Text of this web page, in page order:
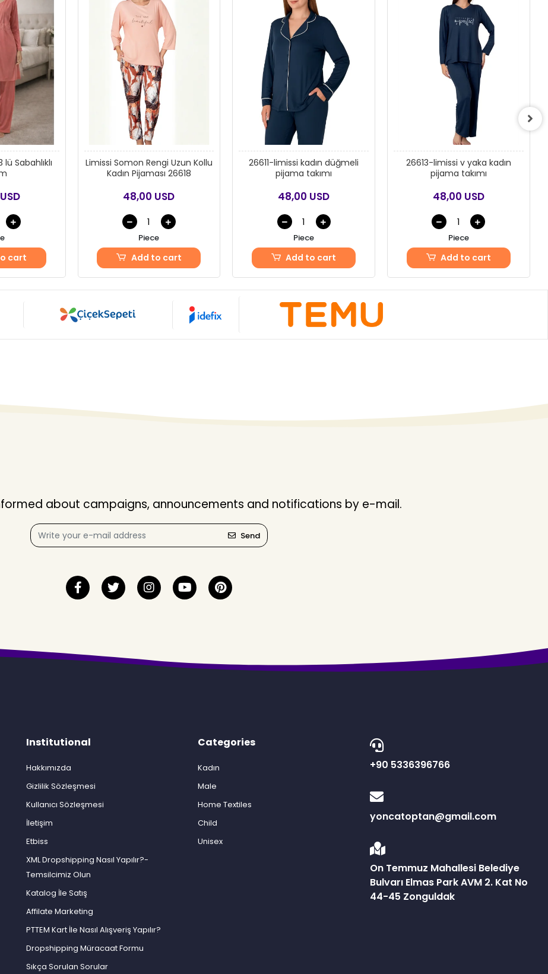
Sabahlıklı
cart
Limissi Somon Rengi Uzun Kollu
Kadın Pijaması 26618
48,00 USD
Piece
Add to cart
26611-limissi kadın düğmeli
pijama takımı
48,00 USD
Piece
Add to cart
26613-limissi v yaka kadın
pijama takımı
48,00 USD
Piece
Add to cart
about campaigns, announcements and notifications by e-mail.
Send
Institutional
Hakkımızda
Gizlilik Sözleşmesi
Kullanıcı Sözleşmesi
İletişim
Etbiss
XML Dropshipping Nasıl Yapılır?-
Temsilcimiz Olun
Katalog İle Satış
Affilate Marketing
PTTEM Kart İle Nasıl Alışveriş Yapılır?
Dropshipping Müracaat Formu
Sıkça Sorulan Sorular
Categories
Kadın
Male
Home Textiles
Child
Unisex
+90 5336396766
yoncatoptan@gmail.com
On Temmuz Mahallesi Belediye
Bulvarı Elmas Park AVM 2. Kat No
44-45 Zonguldak